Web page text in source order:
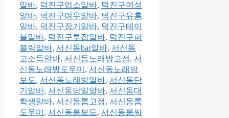
알바, 덕진구업소알바, 덕진구여성
알바, 덕진구여우알바, 덕진구유흥
알바, 덕진구장기알바, 덕진구테이
블알바, 덕진구투잡알바, 덕진구퍼
블릭알바, 서신동bar알바, 서신동
고소득알바, 서신동노래방고정, 서
신동노래방도우미 , 서신동노래방
보도, 서신동노래방알바, 서신동단
기알바, 서신동당일알바, 서신동대
학생알바, 서신동룸고정, 서신동룸
도우미 , 서신동룸보도, 서신동룸싸